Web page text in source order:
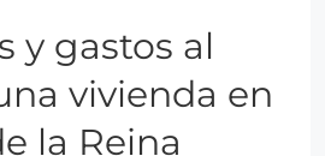
y gastos al
vivienda en
la Reina